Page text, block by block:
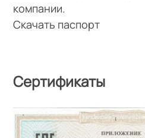
компании.
Скачать паспорт
Сертификаты